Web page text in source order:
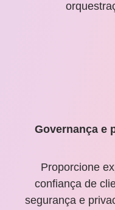
Governança e
Proporcione
confiança de
segurança e